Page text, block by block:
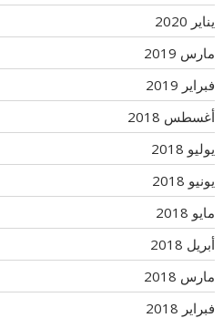
يناير 2020
مارس 2019
فبراير 2019
أغسطس 2018
يوليو 2018
يونيو 2018
مايو 2018
أبريل 2018
مارس 2018
فبراير 2018